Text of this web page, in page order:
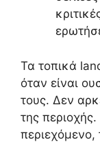
Τα τοπικά
όταν είναι
τους. Δεν
της